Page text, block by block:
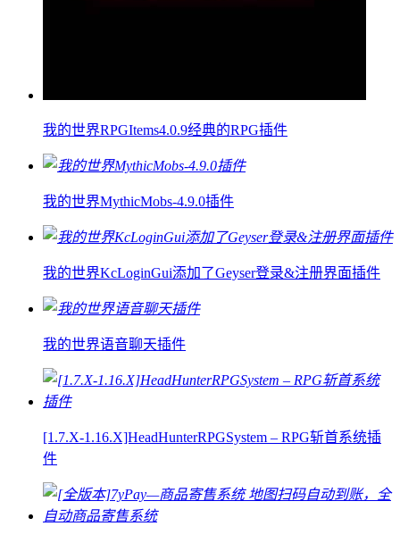
我的世界RPGItems4.0.9经典的RPG插件
我的世界MythicMobs-4.9.0插件
我的世界KcLoginGui添加了Geyser登录&注册界面插件
我的世界语音聊天插件
[1.7.X-1.16.X]HeadHunterRPGSystem – RPG斩首系统插
件